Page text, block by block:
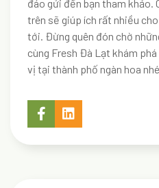
đáo gửi đến bạn tham khảo.
trên sẽ giúp ích rất nhiều
tới. Đừng quên đón chờ
cùng Fresh Đà Lạt khám
vị tại thành phố ngàn hoa